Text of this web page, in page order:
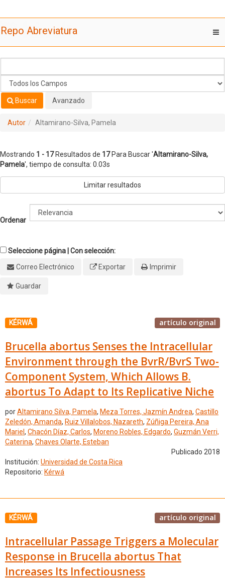
Pamela
Repo Abreviatura
Buscar Avanzado
Autor Altamirano-Silva, Pamela
Mostrando 1 - 17Resultados de 17Para Buscar 'Altamirano-Silva,
Pamela', tiempo de consulta: 0.03s
Limitar resultados
Ordenar
Seleccione página | Con selección:
Correo Electrónico
Exportar Imprimir
Guardar
KÉRWÁ artículo original
Brucella abortus Senses the Intracellular
Environment through the BvrR/BvrS Two-
Component System, Which Allows B.
abortus To Adapt to Its Replicative Niche
porAltamirano Silva, Pamela, Meza Torres, Jazmín Andrea, Castillo
Zeledón, Amanda, Ruiz Villalobos, Nazareth, Zúñiga Pereira, Ana
Mariel , Chacón Díaz, Carlos, Moreno Robles, Edgardo, Guzmán Verri,
Caterina, Chaves Olarte, Esteban
Publicado 2018
Institución: Universidad de Costa Rica
Repositorio: Kérwá
KÉRWÁ artículo original
Intracellular Passage Triggers a Molecular
Response in Brucella abortus That
Increases Its Infectiousness